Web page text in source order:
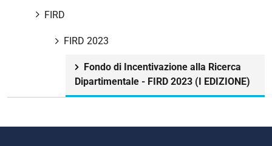
FIRD
FIRD 2023
Fondo di Incentivazione alla Ricerca
Dipartimentale - FIRD 2023 (I EDIZIONE)